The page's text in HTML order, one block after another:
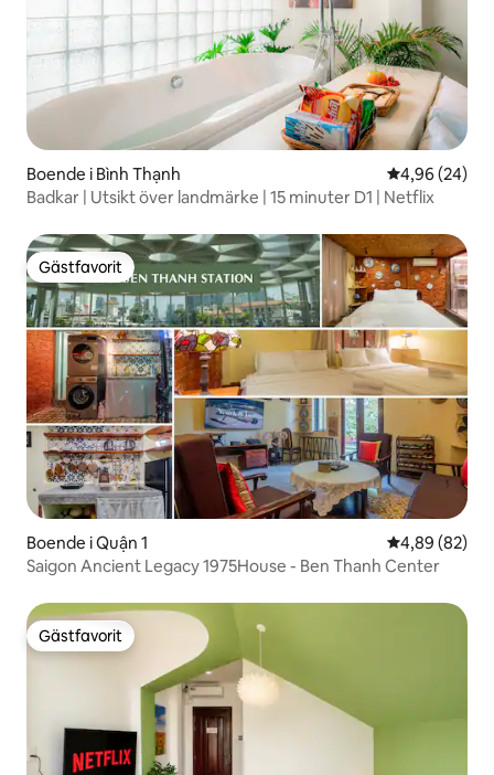
Boende i Bình Thạnh 4,96 av 5 i
4,96 (24)
Badkar | Utsikt över landmärke | 15 minuter D1 | Netflix
Gästfavorit
Gästfavorit
Boende i Quận 1 4,89 av 5 i
4,89 (82)
Saigon Ancient Legacy 1975House - Ben Thanh Center
Gästfavorit
Gästfavorit